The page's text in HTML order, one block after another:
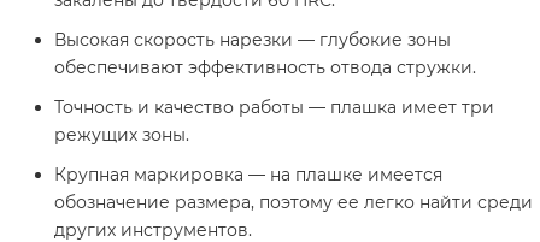
Высокая скорость нарезки — глубокие зоны
обеспечивают эффективность отвода стружки.
Точность и качество работы — плашка имеет три
режущих зоны.
Крупная маркировка — на плашке имеется
обозначение размера, поэтому ее легко найти среди
других инструментов.